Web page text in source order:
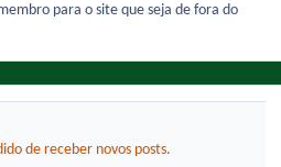
para o site que seja de fora do
de receber novos posts.